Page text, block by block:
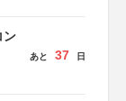
ン
あと 37 日